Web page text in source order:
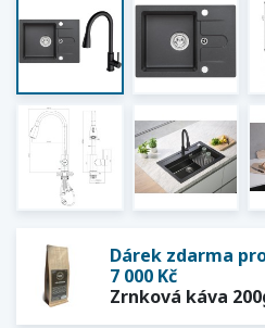
Dárek zdarma
7 000 Kč
Zrnková káva